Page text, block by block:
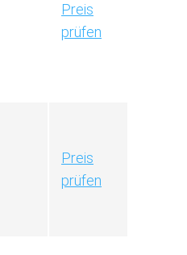
Preis
prüfen
Preis
prüfen